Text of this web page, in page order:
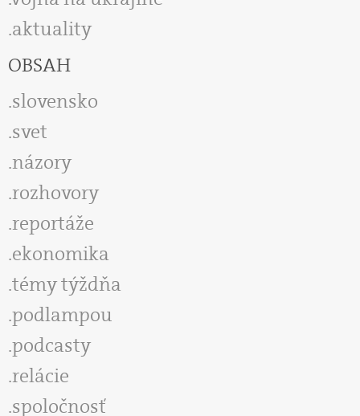
aktuality
OBSAH
slovensko
svet
názory
rozhovory
reportáže
ekonomika
témy týždňa
podlampou
podcasty
relácie
spoločnosť